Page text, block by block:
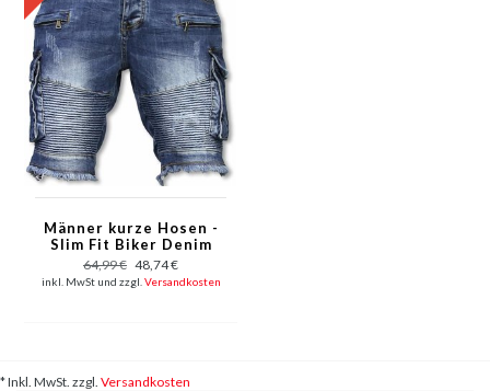
Männer kurze Hosen -
Slim Fit Biker Denim
Pocket Jeans - Blau
64,99 € 48,74 €
inkl. MwSt und zzgl. Versandkosten
* Inkl. MwSt. zzgl. Versandkosten